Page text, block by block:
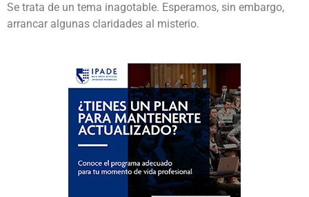
Se trata de un tema inagotable. Esperamos, sin embargo,
arrancar algunas claridades al misterio.